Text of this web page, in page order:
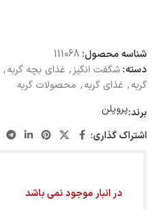
شناسه محصول: 111068
دسته: شگفت انگیز, غذای بچه گربه,
گربه, غذای گربه, محصولات گربه
برند:پروپلن
اشتراک گذاری:
در انبار موجود نمی باشد